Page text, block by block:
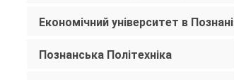
Економічний університет в Познані
Познанська Політехніка